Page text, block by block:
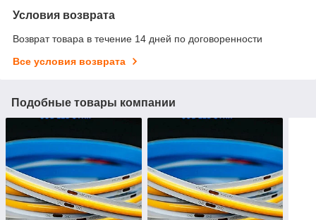
Условия возврата
Возврат товара в течение 14 дней по договоренности
Все условия возврата
Подобные товары компании